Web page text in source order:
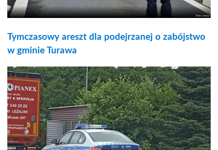
Tymczasowy areszt dla podejrzanej o zabójstwo
w gminie Turawa